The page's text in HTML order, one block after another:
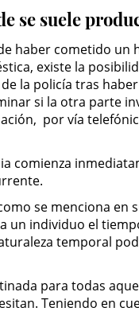
se suele
haber cometido
existe la
la policía tras
si la otra parte
por vía
comienza
se menciona
individuo el
temporal
para todas
Teniendo en